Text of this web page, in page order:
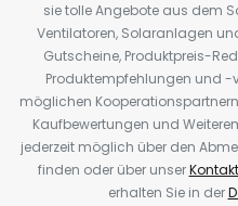
sie tolle Angebote aus dem
Ventilatoren, Solaranlagen
Gutscheine, Produktpreis-
Produktempfehlungen und
möglichen
Kaufbewertungen und
jederzeit möglich über den
finden oder über unser
erhalten Sie in der